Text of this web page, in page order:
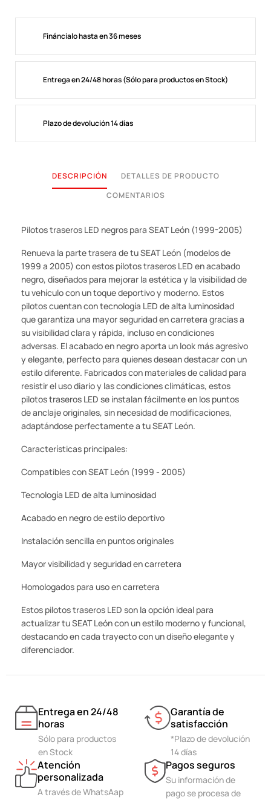
Fináncialo hasta en 36 meses
Entrega en 24/48 horas (Sólo para productos en Stock)
Plazo de devolución 14 días
DESCRIPCIÓN
DETALLES DE PRODUCTO
COMENTARIOS
Pilotos traseros LED negros para SEAT León (1999-2005)
Renueva la parte trasera de tu SEAT León (modelos de
1999 a 2005) con estos pilotos traseros LED en acabado
negro, diseñados para mejorar la estética y la visibilidad de
tu vehículo con un toque deportivo y moderno. Estos
pilotos cuentan con tecnología LED de alta luminosidad
que garantiza una mayor seguridad en carretera gracias a
su visibilidad clara y rápida, incluso en condiciones
adversas. El acabado en negro aporta un look más agresivo
y elegante, perfecto para quienes desean destacar con un
estilo diferente. Fabricados con materiales de calidad para
resistir el uso diario y las condiciones climáticas, estos
pilotos traseros LED se instalan fácilmente en los puntos
de anclaje originales, sin necesidad de modificaciones,
adaptándose perfectamente a tu SEAT León.
Características principales:
Compatibles con SEAT León (1999 - 2005)
Tecnología LED de alta luminosidad
Acabado en negro de estilo deportivo
Instalación sencilla en puntos originales
Mayor visibilidad y seguridad en carretera
Homologados para uso en carretera
Estos pilotos traseros LED son la opción ideal para
actualizar tu SEAT León con un estilo moderno y funcional,
destacando en cada trayecto con un diseño elegante y
diferenciador.
Entrega en 24/48
horas
Sólo para productos
en Stock
Garantía de
satisfacción
*Plazo de devolución
14 días
Atención
personalizada
A través de WhatsAap
Pagos seguros
Su información de
pago se procesa de